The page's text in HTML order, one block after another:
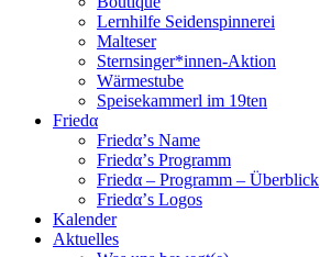
Lernhilfe Seidenspinnerei
Malteser
Sternsinger*innen-Aktion
Wärmestube
Speisekammerl im 19ten
Friedα
Friedα’s Name
Friedα’s Programm
Friedα – Programm – Überblick
Friedα’s Logos
Kalender
Aktuelles